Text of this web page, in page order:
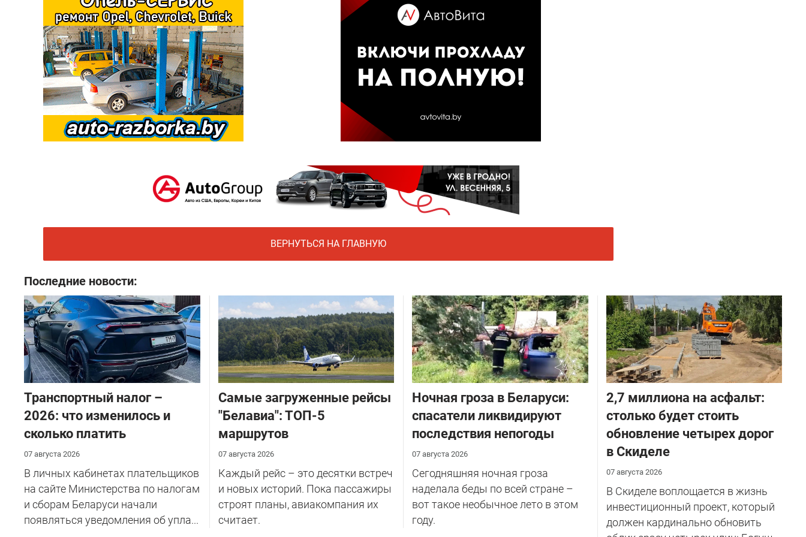
ВЕРНУТЬСЯ НА ГЛАВНУЮ
Последние новости:
Транспортный налог –
2026: что изменилось и
сколько платить
07 августа 2026
В личных кабинетах плательщиков
на сайте Министерства по налогам
и сборам Беларуси начали
появляться уведомления об упла...
Самые загруженные рейсы
"Белавиа": ТОП-5
маршрутов
07 августа 2026
Каждый рейс – это десятки встреч
и новых историй. Пока пассажиры
строят планы, авиакомпания их
считает.
Ночная гроза в Беларуси:
спасатели ликвидируют
последствия непогоды
07 августа 2026
Сегодняшняя ночная гроза
наделала беды по всей стране –
вот такое необычное лето в этом
году.
2,7 миллиона на асфальт:
столько будет стоить
обновление четырех дорог
в Скиделе
07 августа 2026
В Скиделе воплощается в жизнь
инвестиционный проект, который
должен кардинально обновить